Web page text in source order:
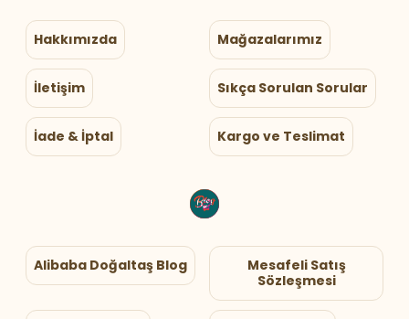
Hakkımızda Mağazalarımız
İletişim Sıkça Sorulan Sorular
İade & İptal Kargo ve Teslimat
Alibaba Doğaltaş Blog
Mesafeli Satış
Sözleşmesi